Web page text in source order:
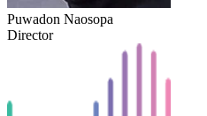
Puwadon Naosopa
Director